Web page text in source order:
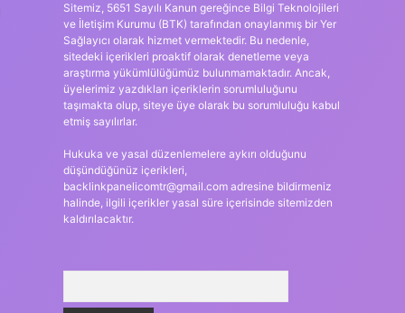
Sitemiz, 5651 Sayılı Kanun gereğince Bilgi Teknolojileri
ve İletişim Kurumu (BTK) tarafından onaylanmış bir Yer
Sağlayıcı olarak hizmet vermektedir. Bu nedenle,
sitedeki içerikleri proaktif olarak denetleme veya
araştırma yükümlülüğümüz bulunmamaktadır. Ancak,
üyelerimiz yazdıkları içeriklerin sorumluluğunu
taşımakta olup, siteye üye olarak bu sorumluluğu kabul
etmiş sayılırlar.
Hukuka ve yasal düzenlemelere aykırı olduğunu
düşündüğünüz içerikleri,
backlinkpanelicomtr@gmail.comadresine bildirmeniz
halinde, ilgili içerikler yasal süre içerisinde sitemizden
kaldırılacaktır.